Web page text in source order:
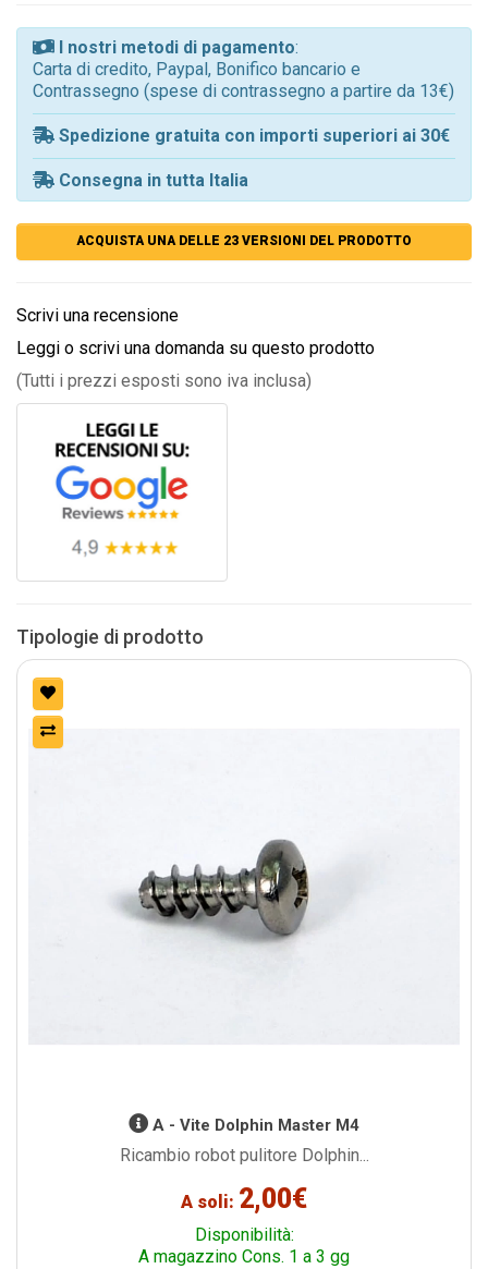
I nostri metodi di pagamento:
Carta di credito, Paypal, Bonifico bancario e
Contrassegno (spese di contrassegno a partire da 13€)
Spedizione gratuita con importi superiori ai 30€
Consegna in tutta Italia
ACQUISTA UNA DELLE 23 VERSIONI DEL PRODOTTO
Scrivi una recensione
Leggi o scrivi una domanda su questo prodotto
(Tutti i prezzi esposti sono iva inclusa)
Tipologie di prodotto
A - Vite Dolphin Master M4
Ricambio robot pulitore Dolphin...
A soli: 2,00€
Disponibilità:
A magazzino Cons. 1 a 3 gg